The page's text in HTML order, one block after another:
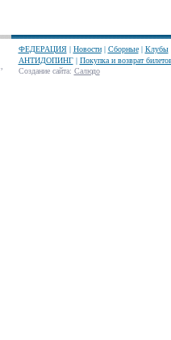
ФЕДЕРАЦИЯ| Новости| Сборные| Клубы
АНТИДОПИНГ| Покупка и возврат
Создание сайта: Салюдо